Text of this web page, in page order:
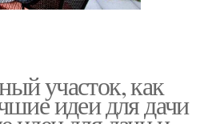
участок, как
идеи для дачи